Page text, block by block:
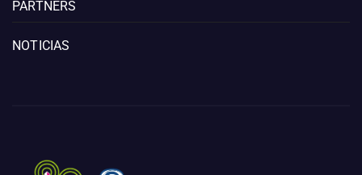
PARTNERS
NOTICIAS